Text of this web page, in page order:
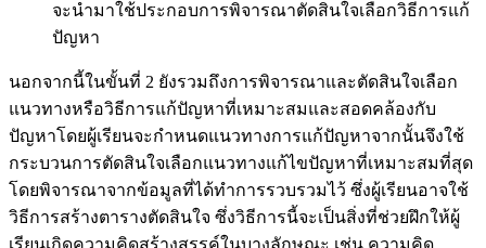
จะนำมาใช้ประกอบการพิจารณาตัดสินใจเลือกวิธีการแก้
ปัญหา
นอกจากนี้ในขั้นที่ 2 ยังรวมถึงการพิจารณาและตัดสินใจเลือก
แนวทางหรือวิธีการแก้ปัญหาที่เหมาะสมและสอดคล้องกับ
ปัญหาโดยผู้เรียนจะกำหนดแนวทางการแก้ปัญหาจากนั้นจึงใช้
กระบวนการตัดสินใจเลือกแนวทางแก้ไขปัญหาที่เหมาะสมที่สุด
โดยพิจารณาจากข้อมูลที่ได้ทำการรวบรวมไว้ ซึ่งผู้เรียนอาจใช้
วิธีการสร้างตารางตัดสินใจ ซึ่งวิธีการนี้จะเป็นสิ่งที่ช่วยฝึกให้ผู้